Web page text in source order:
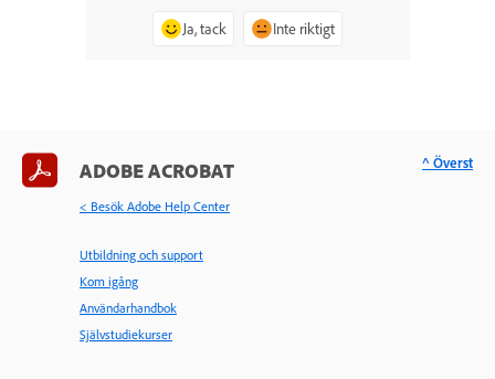
Ja, tack Inte riktigt
ADOBE ACROBAT
< Besök Adobe Help Center
Utbildning och support
Kom igång
Användarhandbok
Självstudiekurser
^ Överst